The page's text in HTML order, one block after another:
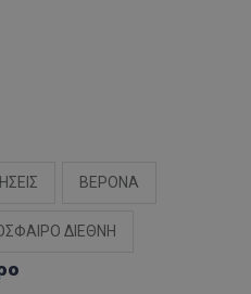
ΒΕΡΟΝΑ
ΔΙΕΘΝΗ